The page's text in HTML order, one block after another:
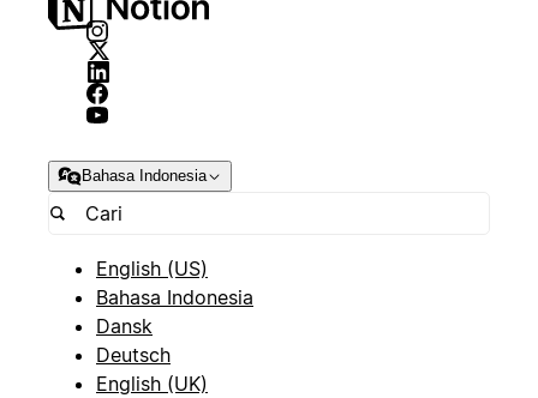
Bahasa Indonesia
English (US)
Bahasa Indonesia
Dansk
Deutsch
English (UK)